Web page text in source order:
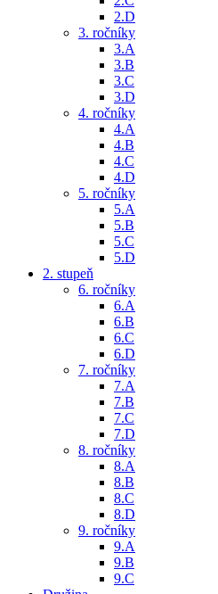
2.D
3. ročníky
3.A
3.B
3.C
3.D
4. ročníky
4.A
4.B
4.C
4.D
5. ročníky
5.A
5.B
5.C
5.D
2. stupeň
6. ročníky
6.A
6.B
6.C
6.D
7. ročníky
7.A
7.B
7.C
7.D
8. ročníky
8.A
8.B
8.C
8.D
9. ročníky
9.A
9.B
9.C